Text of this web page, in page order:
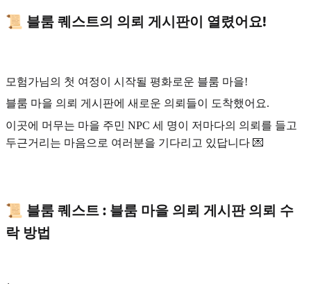
📜 블룸 퀘스트의 의뢰 게시판이 열렸어요!
모험가님의 첫 여정이 시작될 평화로운 블룸 마을!
블룸 마을 의뢰 게시판에 새로운 의뢰들이 도착했어요.
이곳에 머무는 마을 주민 NPC 세 명이 저마다의 의뢰를 들고
두근거리는 마음으로 여러분을 기다리고 있답니다 💌
📜 블룸 퀘스트 : 블룸 마을 의뢰 게시판 의뢰 수
락 방법